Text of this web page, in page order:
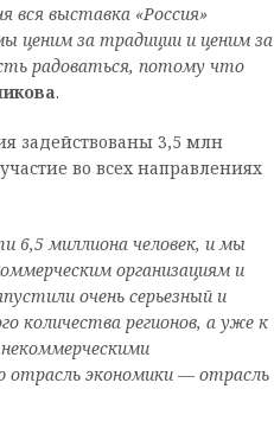
вся выставка «Россия»
за традиции и ценим за
радоваться, потому что
.
задействованы 3,5 млн
во всех направлениях
6,5 миллиона человек, и мы
организациям и
очень серьезный и
количества регионов, а уже к
ими
отрасль экономики—отрасль